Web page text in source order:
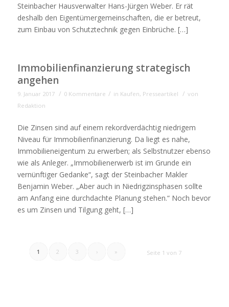
Steinbacher Hausverwalter Hans-Jürgen Weber. Er rät
deshalb den Eigentümergemeinschaften, die er betreut,
zum Einbau von Schutztechnik gegen Einbrüche. […]
Immobilienfinanzierung strategisch
angehen
9. Januar 2017 / 0 Kommentare / in Kaufen, Presseartikel / von
Redaktion
Die Zinsen sind auf einem rekordverdächtig niedrigem
Niveau für Immobilienfinanzierung. Da liegt es nahe,
Immobilieneigentum zu erwerben; als Selbstnutzer ebenso
wie als Anleger. „Immobilienerwerb ist im Grunde ein
vernünftiger Gedanke“, sagt der Steinbacher Makler
Benjamin Weber. „Aber auch in Niedrigzinsphasen sollte
am Anfang eine durchdachte Planung stehen.“ Noch bevor
es um Zinsen und Tilgung geht, […]
Seite 1 von 7
1 2 3 › »